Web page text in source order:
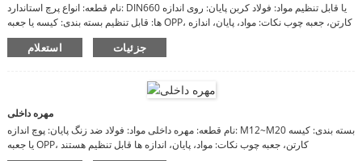
نام قطعه: انواع پرچ استاندارد: DIN660 یا قابل تنظیم مواد: فولاد کربن پایان: روی اندازه
ها: قابل تنظیم بسته بندی: کیسه یا جعبه OPP، کارتن، جعبه چوب نکات: مواد، پایان، اندازه
ها قابل تنظیم هستند
استعلام جزئیات
مهره داخلی
نام قطعه: مهره داخلی مواد: فولاد ضد زنگ پایان: پوچ اندازه: M12~M20 بسته بندی: کیسه
یا جعبه OPP، کارتن، جعبه چوب نکات: مواد، پایان، اندازه ها قابل تنظیم هستند